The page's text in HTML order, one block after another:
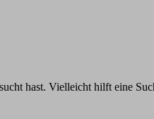
hast. Vielleicht hilft eine